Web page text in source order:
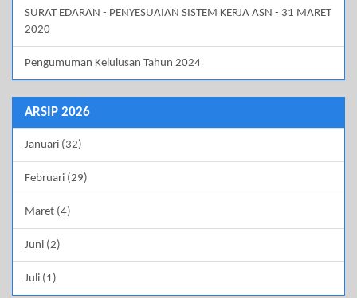
SURAT EDARAN - PENYESUAIAN SISTEM KERJA ASN - 31 MARET
2020
Pengumuman Kelulusan Tahun 2024
ARSIP 2026
Januari (32)
Februari (29)
Maret (4)
Juni (2)
Juli (1)